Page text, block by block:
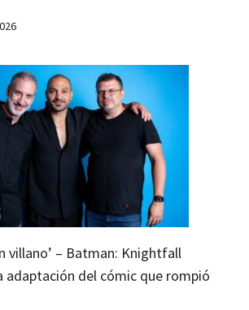
villano’ – Batman: Knightfall
adaptación del cómic que rompió